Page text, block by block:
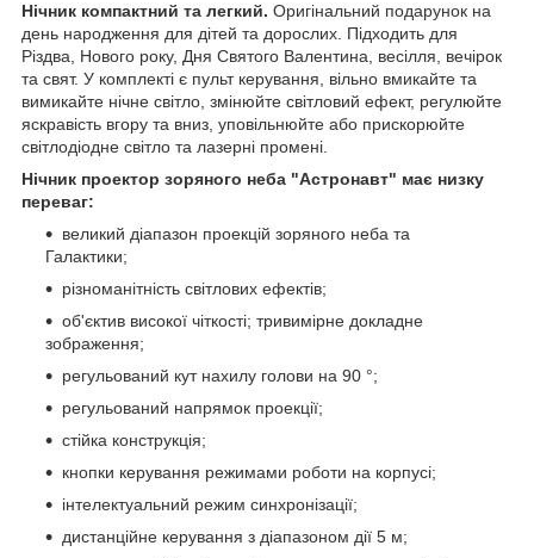
Нічник компактний та легкий. Оригінальний подарунок на
день народження для дітей та дорослих. Підходить для
Різдва, Нового року, Дня Святого Валентина, весілля, вечірок
та свят. У комплекті є пульт керування, вільно вмикайте та
вимикайте нічне світло, змінюйте світловий ефект, регулюйте
яскравість вгору та вниз, уповільнюйте або прискорюйте
світлодіодне світло та лазерні промені.
Нічник проектор зоряного неба "Астронавт" має низку
переваг:
великий діапазон проекцій зоряного неба та
Галактики;
різноманітність світлових ефектів;
об'єктив високої чіткості; тривимірне докладне
зображення;
регульований кут нахилу голови на 90 °;
регульований напрямок проекції;
стійка конструкція;
кнопки керування режимами роботи на корпусі;
інтелектуальний режим синхронізації;
дистанційне керування з діапазоном дії 5 м;